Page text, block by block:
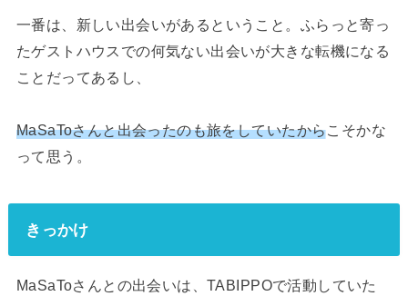
一番は、新しい出会いがあるということ。ふらっと寄っ
たゲストハウスでの何気ない出会いが大きな転機になる
ことだってあるし、
MaSaToさんと出会ったのも旅をしていたからこそかな
って思う。
きっかけ
MaSaToさんとの出会いは、TABIPPOで活動していた